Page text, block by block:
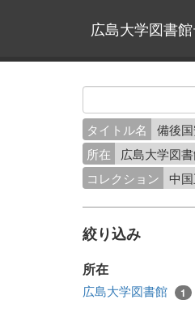
広島大学図書
タイトル名
備後
所在
広島大学図
コレクション
中
絞り込み
所在
広島大学図書館 1